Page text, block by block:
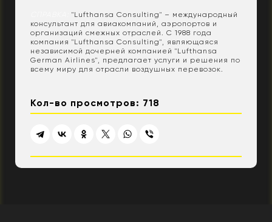
"Lufthansa Consulting" – международный
консультант для авиакомпаний, аэропортов и
организаций смежных отраслей. С 1988 года
компания "Lufthansa Consulting", являющаяся
независимой дочерней компанией "Lufthansa
German Airlines", предлагает услуги и решения по
всему миру для отрасли воздушных перевозок.
Кол-во просмотров: 718